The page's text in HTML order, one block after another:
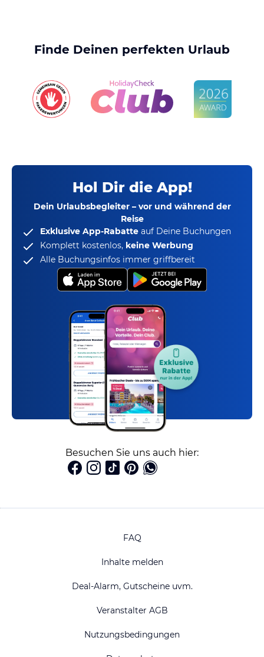
Finde Deinen perfekten Urlaub
Hol Dir die App!
Dein Urlaubsbegleiter – vor und während der
Reise
Exklusive App-Rabatte auf Deine Buchungen
Komplett kostenlos, keine Werbung
Alle Buchungsinfos immer griffbereit
Besuchen Sie uns auch hier:
FAQ
Inhalte melden
Deal-Alarm, Gutscheine uvm.
Veranstalter AGB
Nutzungsbedingungen